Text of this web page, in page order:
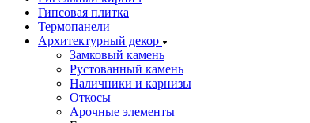
Гипсовая плитка
Термопанели
Архитектурный декор
Замковый камень
Рустованный камень
Наличники и карнизы
Откосы
Арочные элементы